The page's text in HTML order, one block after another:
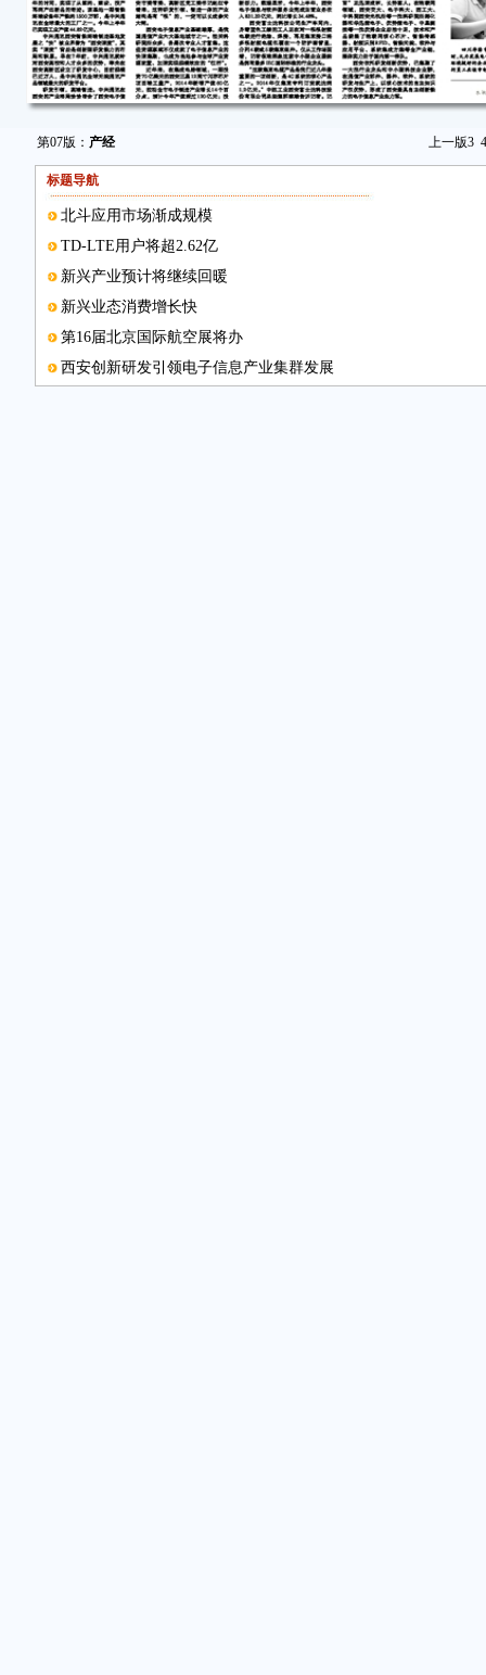
第07版： 产经 上一版3 4
标题导航
北斗应用市场渐成规模
TD-LTE用户将超2.62亿
新兴产业预计将继续回暖
新兴业态消费增长快
第16届北京国际航空展将办
西安创新研发引领电子信息产业集群发展